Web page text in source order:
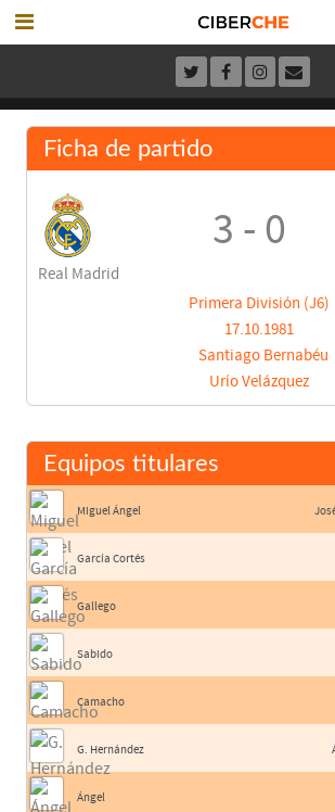
Ficha de partido
Real Madrid
3 - 0
Primera División (J6)
17.10.1981
Santiago Bernabéu
Urío Velázquez
Equipos titulares
Miguel Ángel
García Cortés
Gallego
Sabido
Camacho
G. Hernández
Ángel